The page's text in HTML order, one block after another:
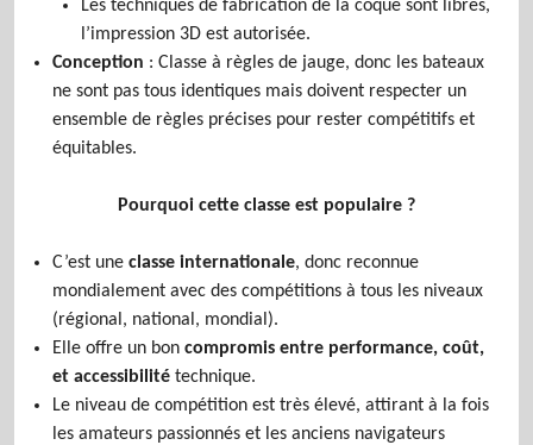
Les techniques de fabrication de la coque sont libres,
l’impression 3D est autorisée.
Conception : Classe à règles de jauge, donc les bateaux
ne sont pas tous identiques mais doivent respecter un
ensemble de règles précises pour rester compétitifs et
équitables.
Pourquoi cette classe est populaire ?
C’est une classe internationale, donc reconnue
mondialement avec des compétitions à tous les niveaux
(régional, national, mondial).
Elle offre un bon compromis entre performance, coût,
et accessibilité technique.
Le niveau de compétition est très élevé, attirant à la fois
les amateurs passionnés et les anciens navigateurs